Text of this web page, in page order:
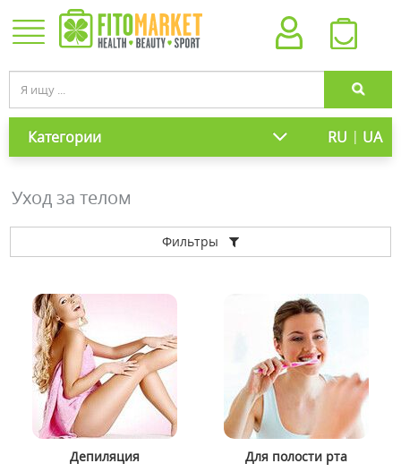
Категории RU | UA
Уход за телом
Фильтры
Депиляция Для полости рта